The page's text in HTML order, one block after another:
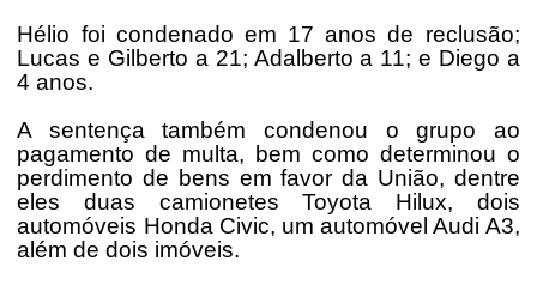
Hélio foi condenado em 17 anos de reclusão;
Lucas e Gilberto a 21; Adalberto a 11; e Diego a
4 anos.
A sentença também condenou o grupo ao
pagamento de multa, bem como determinou o
perdimento de bens em favor da União, dentre
eles duas camionetes Toyota Hilux, dois
automóveis Honda Civic, um automóvel Audi A3,
além de dois imóveis.